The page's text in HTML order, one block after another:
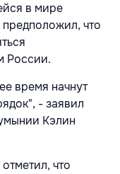
в мире
что
России.
время начнут
- заявил
Кэлин
что